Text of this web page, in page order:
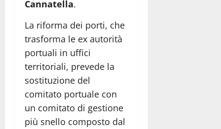
Cannatella.
La riforma dei porti, che
trasforma le ex autorità
portuali in uffici
territoriali, prevede la
sostituzione del
comitato portuale con
un comitato di gestione
più snello composto dal